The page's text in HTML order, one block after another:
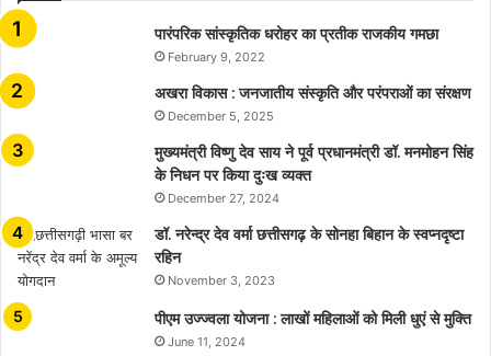
​​​​​​​पारंपरिक सांस्कृतिक धरोहर का प्रतीक राजकीय गमछा
February 9, 2022
अखरा विकास : जनजातीय संस्कृति और परंपराओं का संरक्षण
December 5, 2025
मुख्यमंत्री विष्णु देव साय ने पूर्व प्रधानमंत्री डॉ. मनमोहन सिंह
के निधन पर किया दुःख व्यक्त
December 27, 2024
डॉ. नरेन्द्र देव वर्मा छत्तीसगढ़ के सोनहा बिहान के स्वप्नदृष्टा
रहिन
November 3, 2023
पीएम उज्ज्वला योजना : लाखों महिलाओं को मिली धुएं से मुक्ति
June 11, 2024